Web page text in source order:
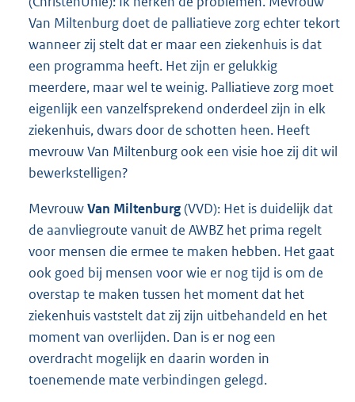
Van Miltenburg doet de palliatieve zorg echter tekort
wanneer zij stelt dat er maar een ziekenhuis is dat
een programma heeft. Het zijn er gelukkig
meerdere, maar wel te weinig. Palliatieve zorg moet
eigenlijk een vanzelfsprekend onderdeel zijn in elk
ziekenhuis, dwars door de schotten heen. Heeft
mevrouw Van Miltenburg ook een visie hoe zij dit wil
bewerkstelligen?
MevrouwVan Miltenburg(VVD): Het is duidelijk dat
de aanvliegroute vanuit de AWBZ het prima regelt
voor mensen die ermee te maken hebben. Het gaat
ook goed bij mensen voor wie er nog tijd is om de
overstap te maken tussen het moment dat het
ziekenhuis vaststelt dat zij zijn uitbehandeld en het
moment van overlijden. Dan is er nog een
overdracht mogelijk en daarin worden in
toenemende mate verbindingen gelegd.